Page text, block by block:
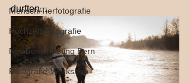
Mensch/Tierfotografie
Hochzeitsfotografie
Newbornshooting Bern
Fotografie-Workshop
durften...